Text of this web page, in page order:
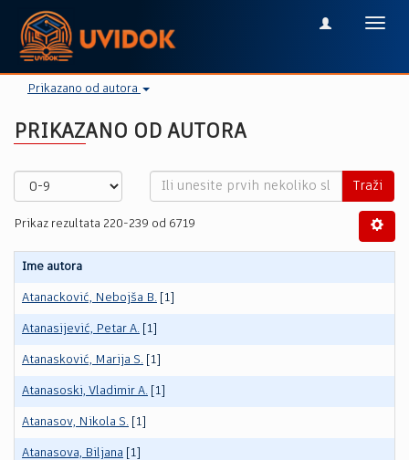
Prikazano od autora
PRIKAZANO OD AUTORA
Traži
Prikaz rezultata 220-239 od 6719
Ime autora
Atanacković, Nebojša B. [1]
Atanasijević, Petar A. [1]
Atanasković, Marija S. [1]
Atanasoski, Vladimir A. [1]
Atanasov, Nikola S. [1]
Atanasova, Biljana [1]